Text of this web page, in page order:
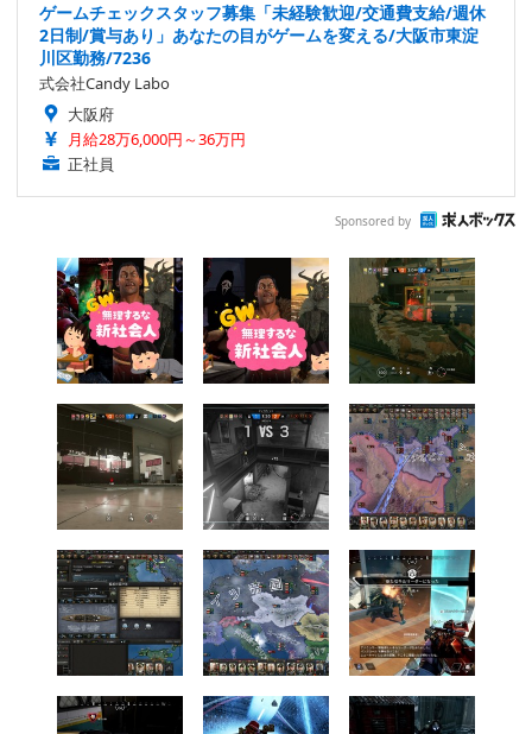
ゲームチェックスタッフ募集「未経験歓迎/交通費支給/週休
2日制/賞与あり」あなたの目がゲームを変える/大阪市東淀
川区勤務/7236
式会社Candy Labo
大阪府
月給28万6,000円～36万円
正社員
Sponsored by